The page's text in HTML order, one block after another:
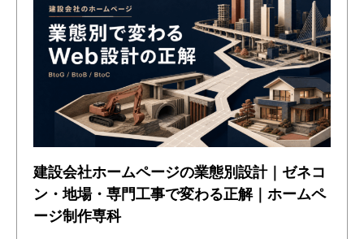
建設会社ホームページの業態別設計｜ゼネコ
ン・地場・専門工事で変わる正解｜ホームペ
ージ制作専科